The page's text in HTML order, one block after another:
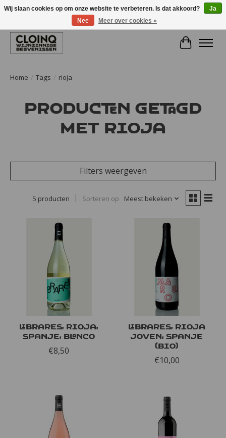
Large selection of products and fast shipping!
Home / Tags / rioja
Producten getagd
met rioja
Filters weergeven
5 producten Sorteren op Meest bekeken
Librares, Rioja,
Spanje, Blanco
€8,50
Librares, Rioja
Joven, Spanje
(bio)
€10,00
Wij slaan cookies op om onze website te verbeteren. Is dat akkoord?
Ja
Nee
Meer over cookies »